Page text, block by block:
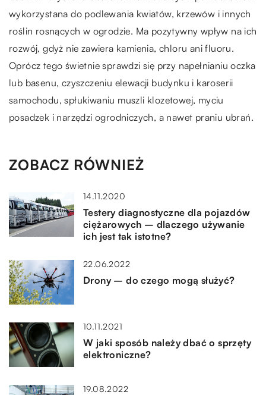
wykorzystana do podlewania kwiatów, krzewów i innych
roślin rosnących w ogrodzie. Ma pozytywny wpływ na ich
rozwój, gdyż nie zawiera kamienia, chloru ani fluoru.
Oprócz tego świetnie sprawdzi się przy napełnianiu oczka
lub basenu, czyszczeniu elewacji budynku i karoserii
samochodu, spłukiwaniu muszli klozetowej, myciu
posadzek i narzędzi ogrodniczych, a nawet praniu ubrań.
ZOBACZ RÓWNIEŻ
14.11.2020
Testery diagnostyczne dla pojazdów
ciężarowych – dlaczego używanie
ich jest tak istotne?
22.06.2022
Drony – do czego mogą służyć?
10.11.2021
W jaki sposób należy dbać o sprzęty
elektroniczne?
19.08.2022